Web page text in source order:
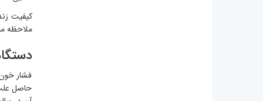
کیفیت
ملاحظه
فشار
حاصل